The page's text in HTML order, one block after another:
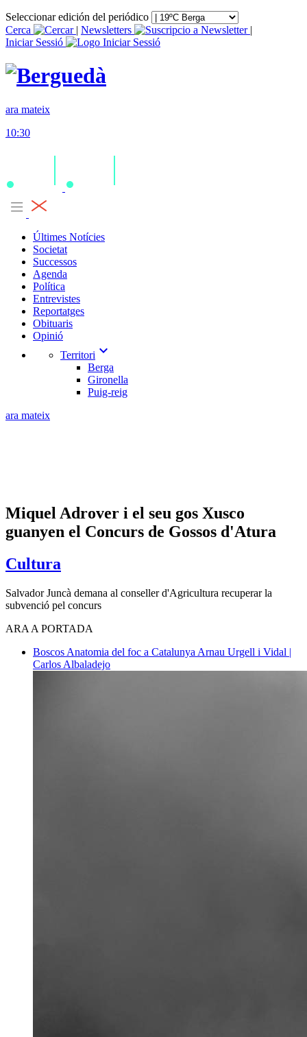
Seleccionar edición del periódico
Cerca
| Newsletters
|
Iniciar Sessió
ara mateix
10:30
Últimes Notícies
Societat
Successos
Agenda
Política
Entrevistes
Reportatges
Obituaris
Opinió
Territori expand_more
Berga
Gironella
Puig-reig
ara mateix
Miquel Adrover i el seu gos Xusco
guanyen el Concurs de Gossos d'Atura
Cultura
Salvador Juncà demana al conseller d'Agricultura recuperar la
subvenció pel concurs
ARA A PORTADA
Boscos Anatomia del foc a Catalunya Arnau Urgell i Vidal |
Carlos Albaladejo